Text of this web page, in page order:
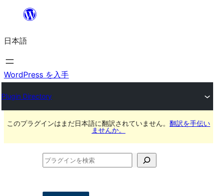
を
ス
キ
プ
日本語
WordPress を入手
Plugin Directory
このプラグインはまだ日本語に翻訳されていません。 翻訳を手伝い
ませんか。
プ